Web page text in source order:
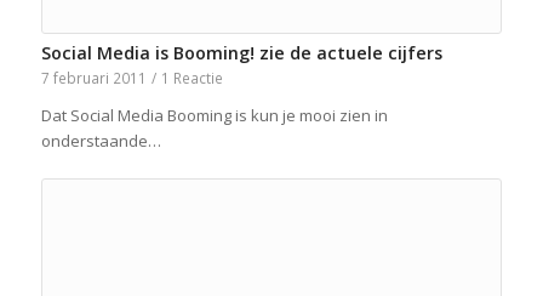
Social Media is Booming! zie de actuele cijfers
7 februari 2011 / 1 Reactie
Dat Social Media Booming is kun je mooi zien in
onderstaande…